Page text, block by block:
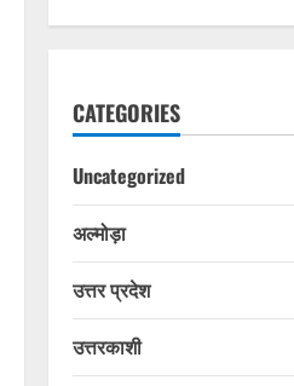
CATEGORIES
Uncategorized
अल्मोड़ा
उत्तर प्रदेश
उत्तरकाशी